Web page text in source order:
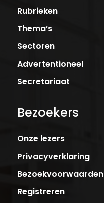
Rubrieken
Thema’s
Sectoren
Advertentioneel
Secretariaat
Bezoekers
Onze lezers
Privacyverklaring
Bezoekvoorwaarden
Registreren